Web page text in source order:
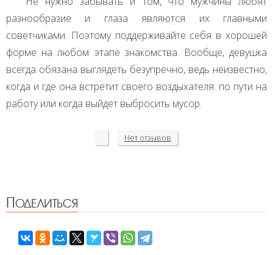
разнообразие и глаза являются их главными
советчиками. Поэтому поддерживайте себя в хорошей
форме на любом этапе знакомства. Вообще, девушка
всегда обязана выглядеть безупречно, ведь неизвестно,
когда и где она встретит своего воздыхателя: по пути на
работу или когда выйдет выбросить мусор.
Нет отзывов
Поделиться